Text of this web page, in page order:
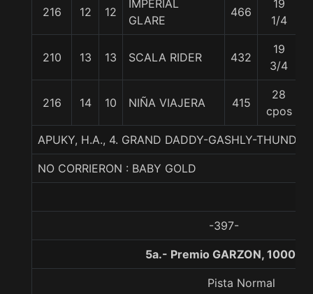
216 12 12
IMPERIAL
GLARE
466
19
1/4
210 13 13 SCALA RIDER 432
19
3/4
216 14 10 NIÑA VIAJERA 415
28
cpos
APUKY, H.A., 4. GRAND DADDY-GASHLY-
NO CORRIERON : BABY GOLD
-397-
5a.- Premio GARZON, 1000
Pista Normal